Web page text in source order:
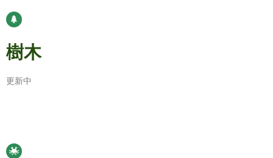
樹木
更新中